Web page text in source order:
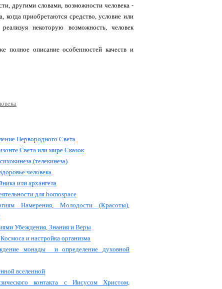
другими словами, возможности человека -
приобретаются средство, условие или
некоторую возможность, человек
полное описание особенностей качеств и
Первородного Света
Света или мире Сказок
(телекинеза)
человека
или архангела
для homospace
Намерения, Молодости (Красоты),
Убеждения, Знания и Веры
и настройка организма
монады и определение духовной
вселенной
контакта с Иисусом Христом,